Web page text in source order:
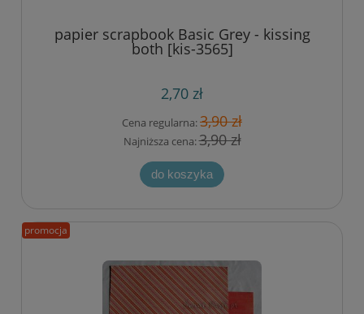
papier scrapbook Basic Grey - kissing
both [kis-3565]
2,70 zł
Cena regularna:3,90 zł
Najniższa cena:3,90 zł
do koszyka
promocja